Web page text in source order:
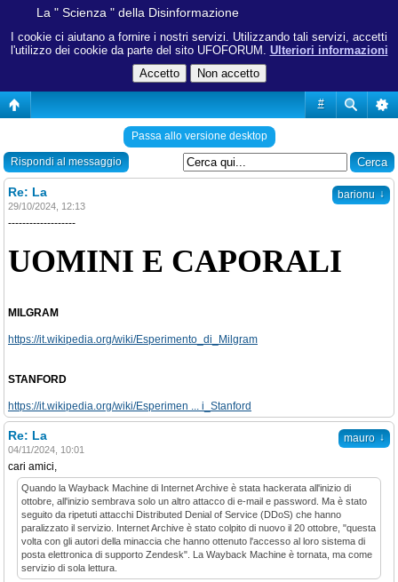
I cookie ci aiutano a fornire i nostri servizi. Utilizzando tali servizi, accetti
l'utilizzo dei cookie da parte del sito UFOFORUM. Ulteriori informazioni
#
La " Scienza " della Disinformazione
Passa allo versione desktop
Rispondi al messaggio
barionu ↓
Re: La
29/10/2024, 12:13
-------------------
UOMINI E CAPORALI
MILGRAM
https://it.wikipedia.org/wiki/Esperimento_di_Milgram
STANFORD
https://it.wikipedia.org/wiki/Esperimen ... i_Stanford
mauro ↓
Re: La
04/11/2024, 10:01
cari amici,
Quando la Wayback Machine di Internet Archive è stata hackerata all'inizio di
ottobre, all'inizio sembrava solo un altro attacco di e-mail e password. Ma è stato
seguito da ripetuti attacchi Distributed Denial of Service (DDoS) che hanno
paralizzato il servizio. Internet Archive è stato colpito di nuovo il 20 ottobre, "questa
volta con gli autori della minaccia che hanno ottenuto l'accesso al loro sistema di
posta elettronica di supporto Zendesk". La Wayback Machine è tornata, ma come
servizio di sola lettura.